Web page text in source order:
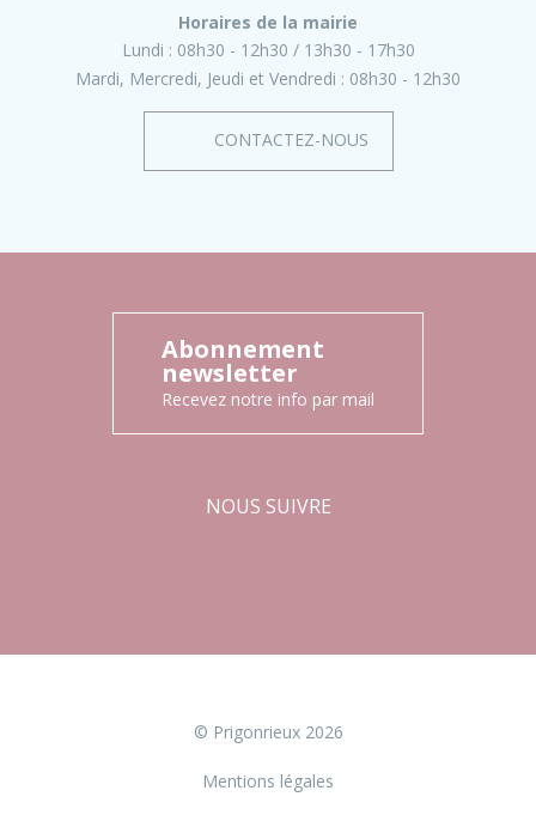
Horaires de la mairie
Lundi : 08h30 - 12h30
13h30 - 17h30
Mardi, Mercredi, Jeudi et Vendredi : 08h30 - 12h30
CONTACTEZ-NOUS
Abonnement
newsletter
Recevez notre info par mail
NOUS SUIVRE
© Prigonrieux 2026
Mentions légales